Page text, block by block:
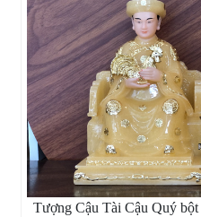
Tượng Cậu Tài Cậu Quý